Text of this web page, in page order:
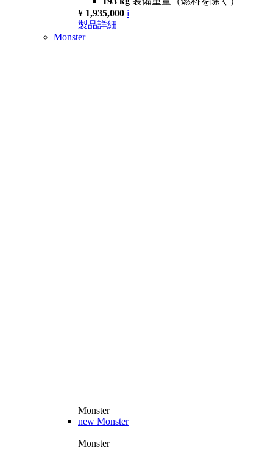
¥ 1,935,000 i
製品詳細
Monster
Monster
new Monster
Monster